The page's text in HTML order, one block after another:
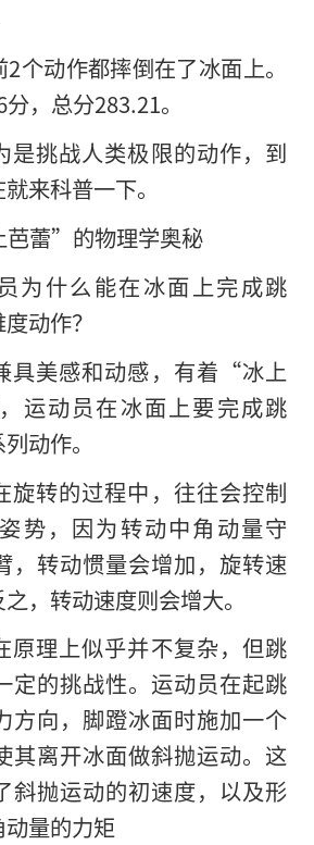
个动作都摔倒在了冰面上。
，总分283.21。
是挑战人类极限的动作，到
来科普一下。
蕾”的物理学奥秘
为什么能在冰面上完成跳
动作？
具美感和动感，有着“冰上
运动员在冰面上要完成跳
动作。
旋转的过程中，往往会控制
势，因为转动中角动量守
，转动惯量会增加，旋转速
，转动速度则会增大。
原理上似乎并不复杂，但跳
定的挑战性。运动员在起跳
方向，脚蹬冰面时施加一个
其离开冰面做斜抛运动。这
斜抛运动的初速度，以及形
量的力矩